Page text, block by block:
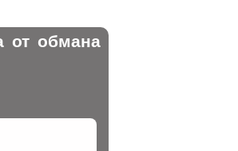
от обмана